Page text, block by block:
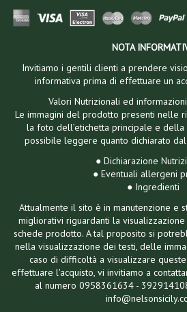
NOTA
Invitiamo i gentili clienti a prendere
informativa prima di effettuare un
Valori Nutrizionali ed
Le immagini del prodotto presenti nelle
la foto dell’etichetta principale e
possibile leggere quanto dichiarato
● Dichiarazione
● Eventuali allergeni
● Ingredienti
Attualmente il sito è in manutenzione e
migliorativi riguardanti la
schede prodotto. A tal proposito si
nella visualizzazione dei testi, delle
caso di difficoltà a visualizzare
effettuare l'acquisto, vi invitiamo a
al numero 0958361634 -